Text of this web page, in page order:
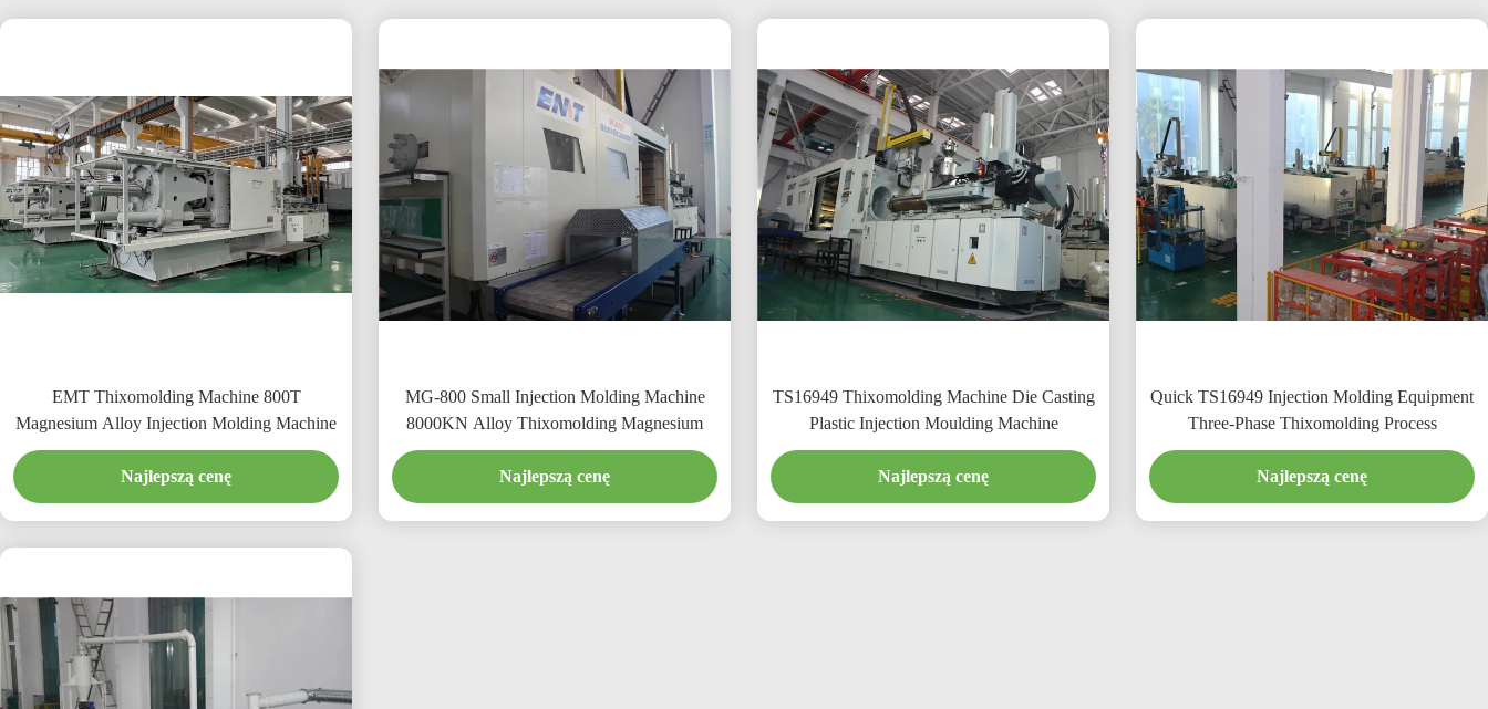
EMT Thixomolding Machine 800T
Magnesium Alloy Injection Molding Machine
Najlepszą cenę
MG-800 Small Injection Molding Machine
8000KN Alloy Thixomolding Magnesium
Najlepszą cenę
TS16949 Thixomolding Machine Die Casting
Plastic Injection Moulding Machine
Najlepszą cenę
Quick TS16949 Injection Molding Equipment
Three-Phase Thixomolding Process
Najlepszą cenę